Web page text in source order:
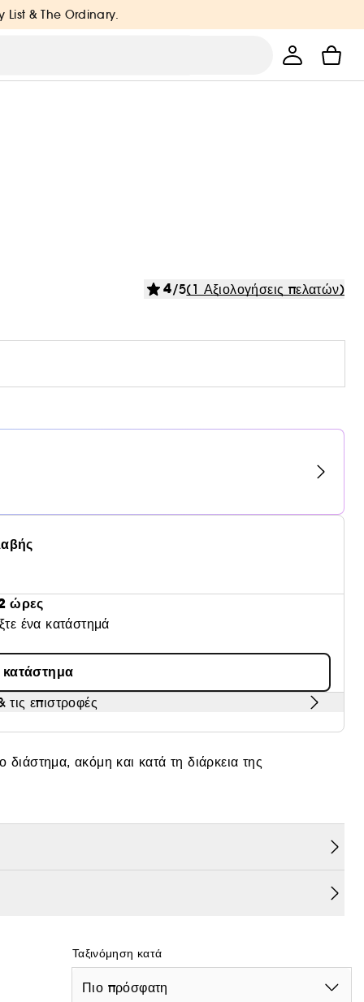
List & The Ordinary.
4/5(1 Αξιολογήσεις πελατών)
ώρες
ένα κατάστημά
κατάστημα
επιστροφές
ακόμη και κατά τη διάρκεια της
Ταξινόμηση κατά
Πιο πρόσφατη